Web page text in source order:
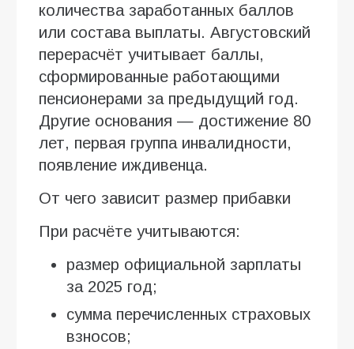
количества заработанных баллов
или состава выплаты. Августовский
перерасчёт учитывает баллы,
сформированные работающими
пенсионерами за предыдущий год.
Другие основания — достижение 80
лет, первая группа инвалидности,
появление иждивенца.
От чего зависит размер прибавки
При расчёте учитываются:
размер официальной зарплаты
за 2025 год;
сумма перечисленных страховых
взносов;